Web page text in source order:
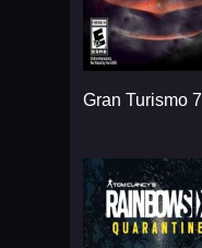
Gran Turismo 7